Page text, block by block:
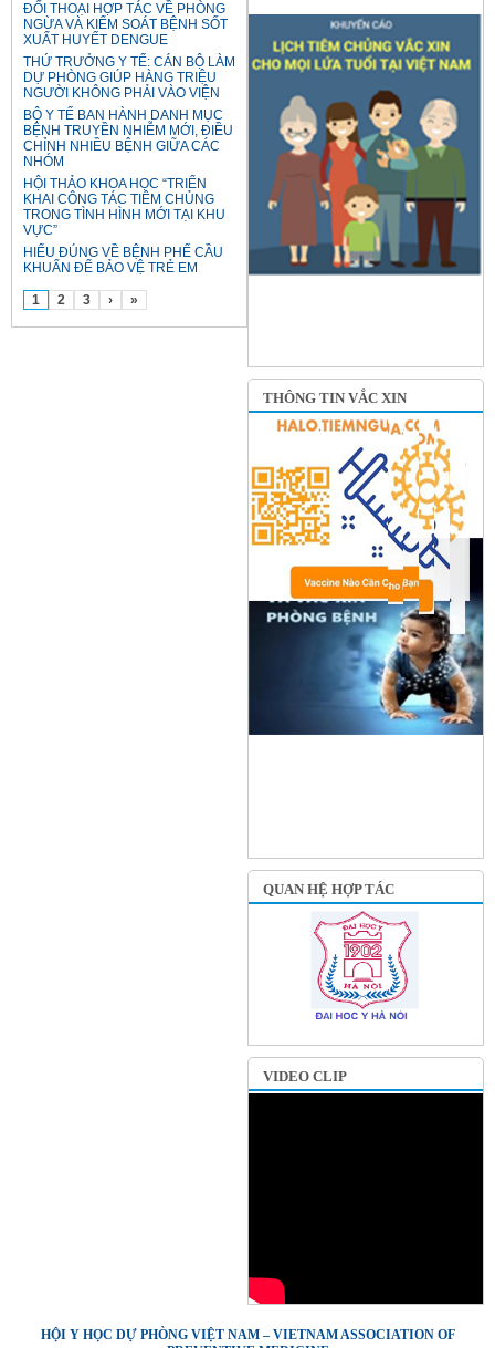
ĐỐI THOẠI HỢP TÁC VỀ PHÒNG
NGỪA VÀ KIỂM SOÁT BỆNH SỐT
XUẤT HUYẾT DENGUE
THỨ TRƯỞNG Y TẾ: CÁN BỘ LÀM
DỰ PHÒNG GIÚP HÀNG TRIỆU
NGƯỜI KHÔNG PHẢI VÀO VIỆN
BỘ Y TẾ BAN HÀNH DANH MỤC
BỆNH TRUYỀN NHIỄM MỚI, ĐIỀU
CHỈNH NHIỀU BỆNH GIỮA CÁC
NHÓM
HỘI THẢO KHOA HỌC “TRIỂN
KHAI CÔNG TÁC TIÊM CHỦNG
TRONG TÌNH HÌNH MỚI TẠI KHU
VỰC”
HIỂU ĐÚNG VỀ BỆNH PHẾ CẦU
KHUẨN ĐỂ BẢO VỆ TRẺ EM
1 2 3 › »
THÔNG TIN VẮC XIN
QUAN HỆ HỢP TÁC
VIDEO CLIP
HỘI Y HỌC DỰ PHÒNG VIỆT NAM – VIETNAM ASSOCIATION OF